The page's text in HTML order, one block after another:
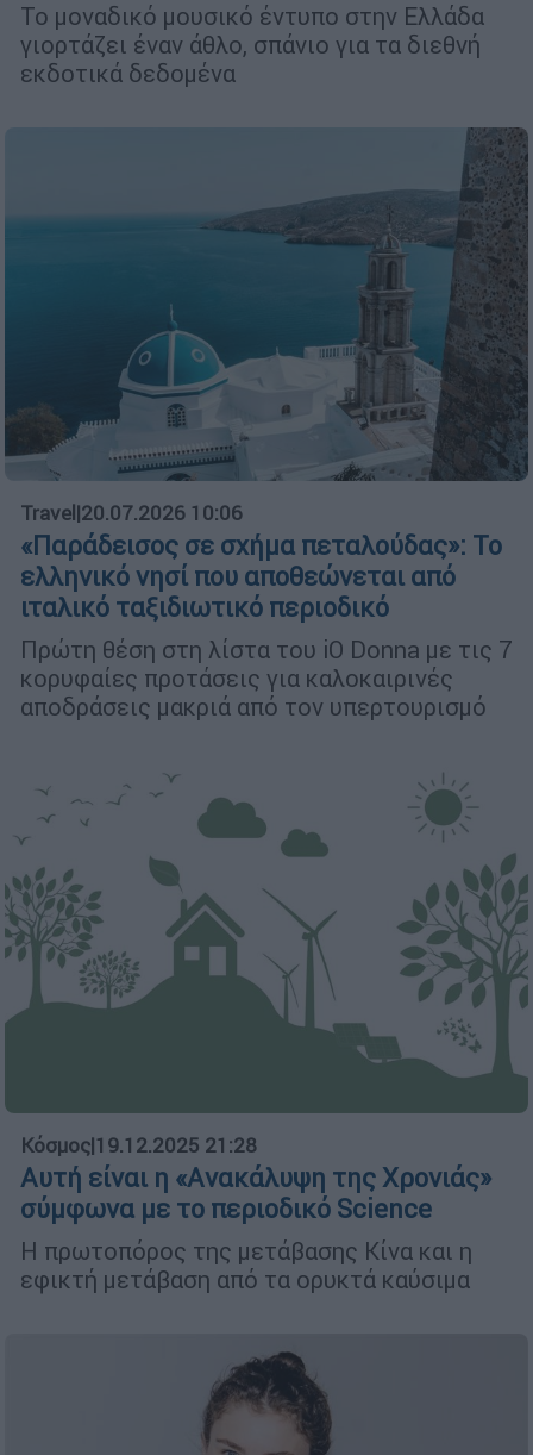
Το μοναδικό μουσικό έντυπο στην Ελλάδα
γιορτάζει έναν άθλο, σπάνιο για τα διεθνή
εκδοτικά δεδομένα
Travel|20.07.2026 10:06
«Παράδεισος σε σχήμα πεταλούδας»: Το
ελληνικό νησί που αποθεώνεται από
ιταλικό ταξιδιωτικό περιοδικό
Πρώτη θέση στη λίστα του iO Donna με τις 7
κορυφαίες προτάσεις για καλοκαιρινές
αποδράσεις μακριά από τον υπερτουρισμό
Κόσμος|19.12.2025 21:28
Αυτή είναι η «Aνακάλυψη της Xρονιάς»
σύμφωνα με το περιοδικό Science
Η πρωτοπόρος της μετάβασης Κίνα και η
εφικτή μετάβαση από τα ορυκτά καύσιμα